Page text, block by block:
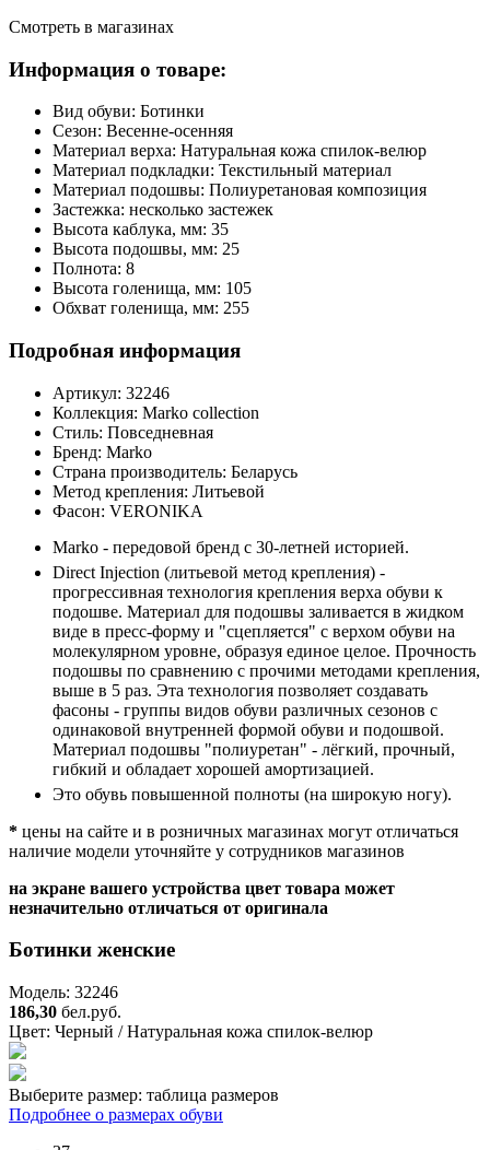
Смотреть в магазинах
Информация о товаре:
Вид обуви: Ботинки
Сезон: Весенне-осенняя
Материал верха: Натуральная кожа спилок-велюр
Материал подкладки: Текстильный материал
Материал подошвы: Полиуретановая композиция
Застежка: несколько застежек
Высота каблука, мм: 35
Высота подошвы, мм: 25
Полнота: 8
Высота голенища, мм: 105
Обхват голенища, мм: 255
Подробная информация
Артикул: 32246
Коллекция: Marko collection
Стиль: Повседневная
Бренд: Marko
Страна производитель: Беларусь
Метод крепления: Литьевой
Фасон: VERONIKA
Marko - передовой бренд с 30-летней историей.
Direct Injection (литьевой метод крепления) -
прогрессивная технология крепления верха обуви к
подошве. Материал для подошвы заливается в жидком
виде в пресс-форму и "сцепляется" с верхом обуви на
молекулярном уровне, образуя единое целое. Прочность
подошвы по сравнению с прочими методами крепления,
выше в 5 раз. Эта технология позволяет создавать
фасоны - группы видов обуви различных сезонов с
одинаковой внутренней формой обуви и подошвой.
Материал подошвы "полиуретан" - лёгкий, прочный,
гибкий и обладает хорошей амортизацией.
Это обувь повышенной полноты (на широкую ногу).
* цены на сайте и в розничных магазинах могут отличаться
наличие модели уточняйте у сотрудников магазинов
на экране вашего устройства цвет товара может
незначительно отличаться от оригинала
Ботинки женские
Модель: 32246
186,30 бел.руб.
Цвет: Черный / Натуральная кожа спилок-велюр
Выберите размер: таблица размеров
Подробнее о размерах обуви